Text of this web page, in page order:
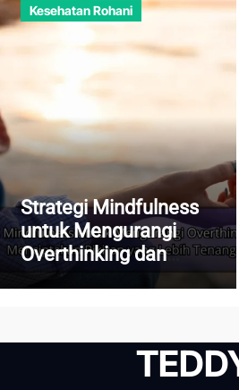
Kesehatan Rohani
Strategi Mindfulness
untuk Mengurangi
Overthinking dan
Menciptakan Pikiran